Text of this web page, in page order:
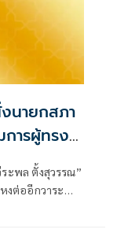
นายกสภา
ารผู้ทรง
ะพล ตั้งสุวรรณ”
งต่ออีกวาระ